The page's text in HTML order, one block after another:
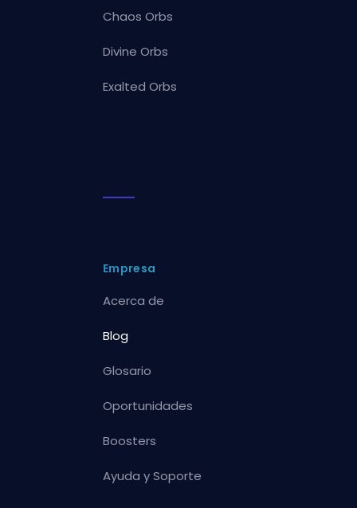
Chaos Orbs
Divine Orbs
Exalted Orbs
Empresa
Acerca de
Blog
Glosario
Oportunidades
Boosters
Ayuda y Soporte